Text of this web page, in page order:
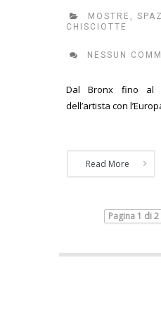
MOSTRE
CHISCIOTTE
NESSUN
Dal Bronx fino al
dell’artista con
Read More
Pagina 1 di 2